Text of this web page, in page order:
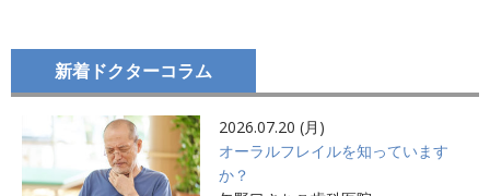
新着ドクターコラム
2026.07.20 (月)
オーラルフレイルを知っています
か？